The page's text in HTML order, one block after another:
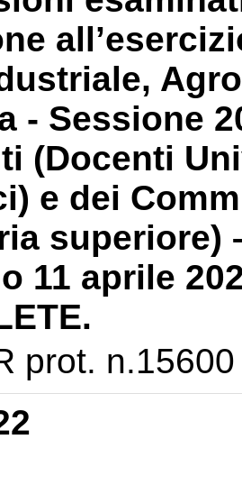
- Sessione
(Docenti
e dei
superiore)
11 aprile
prot.